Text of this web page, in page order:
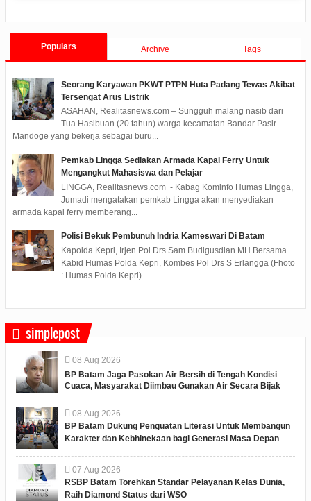
Populars Archive Tags
Seorang Karyawan PKWT PTPN Huta Padang Tewas Akibat
Tersengat Arus Listrik
ASAHAN, Realitasnews.com – Sungguh malang nasib dari
Tua Hasibuan (20 tahun) warga kecamatan Bandar Pasir
Mandoge yang bekerja sebagai buru...
Pemkab Lingga Sediakan Armada Kapal Ferry Untuk
Mengangkut Mahasiswa dan Pelajar
LINGGA, Realitasnews.com - Kabag Kominfo Humas Lingga,
Jumadi mengatakan pemkab Lingga akan menyediakan
armada kapal ferry memberang...
Polisi Bekuk Pembunuh Indria Kameswari Di Batam
Kapolda Kepri, Irjen Pol Drs Sam Budigusdian MH Bersama
Kabid Humas Polda Kepri, Kombes Pol Drs S Erlangga (Fhoto
: Humas Polda Kepri) ...
simplepost
08 Aug 2026
BP Batam Jaga Pasokan Air Bersih di Tengah Kondisi
Cuaca, Masyarakat Diimbau Gunakan Air Secara Bijak
08 Aug 2026
BP Batam Dukung Penguatan Literasi Untuk Membangun
Karakter dan Kebhinekaan bagi Generasi Masa Depan
07 Aug 2026
RSBP Batam Torehkan Standar Pelayanan Kelas Dunia,
Raih Diamond Status dari WSO